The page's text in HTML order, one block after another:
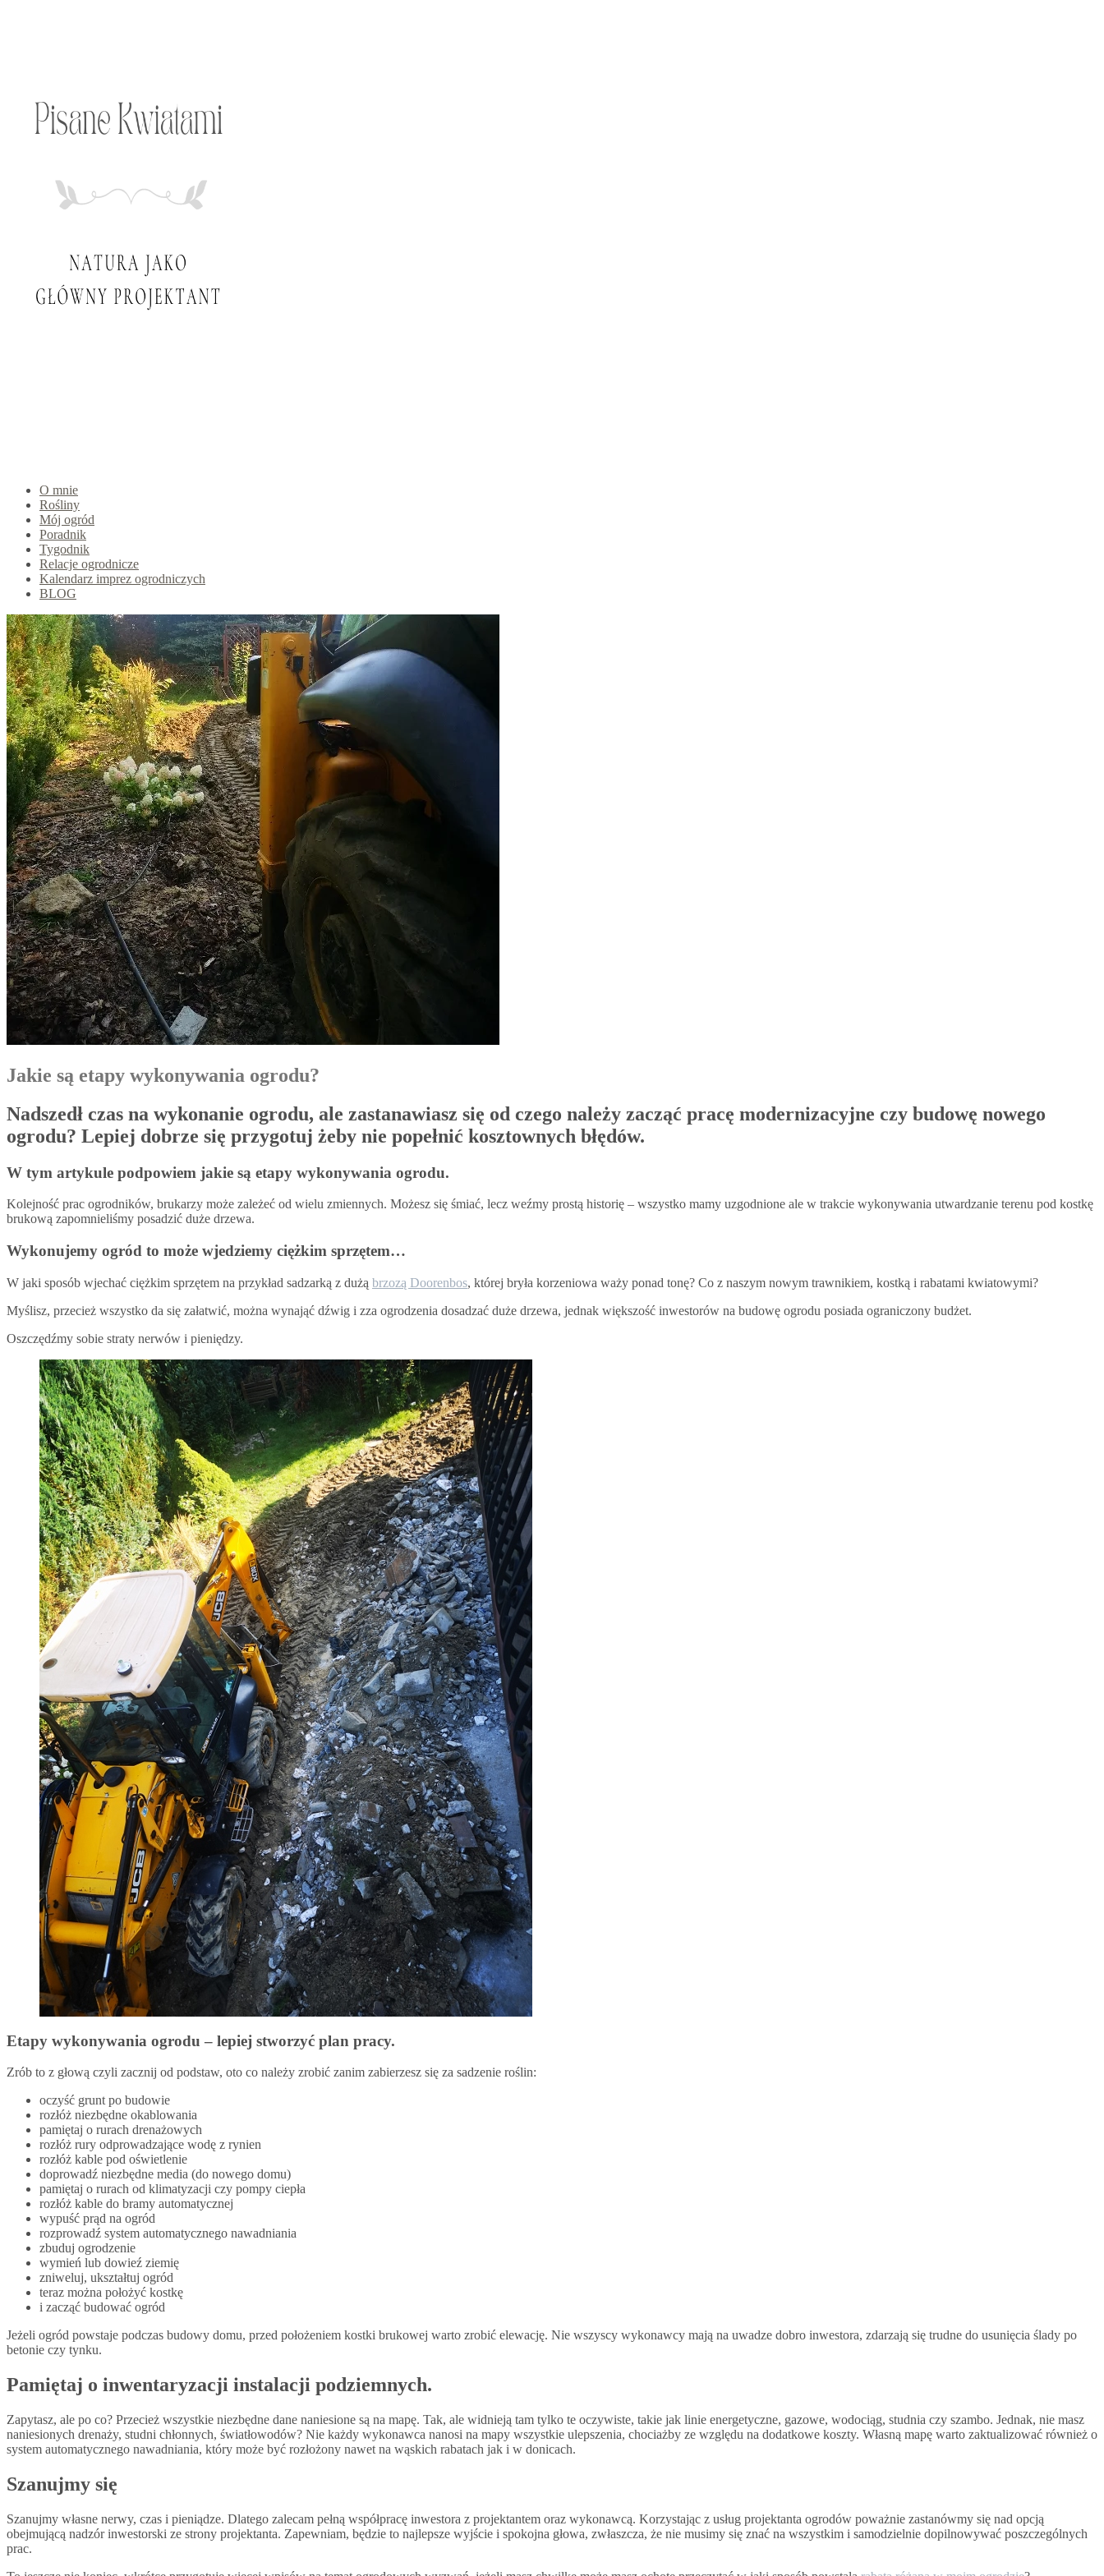
O mnie
Rośliny
Mój ogród
Poradnik
Tygodnik
Relacje ogrodnicze
Kalendarz imprez ogrodniczych
BLOG
Jakie są etapy wykonywania ogrodu?
Nadszedł czas na wykonanie ogrodu, ale zastanawiasz się od czego należy zacząć pracę modernizacyjne czy budowę nowego
ogrodu? Lepiej dobrze się przygotuj żeby nie popełnić kosztownych błędów.
W tym artykule podpowiem jakie są etapy wykonywania ogrodu.
Kolejność prac ogrodników, brukarzy może zależeć od wielu zmiennych. Możesz się śmiać, lecz weźmy prostą historię – wszystko mamy uzgodnione ale w trakcie wykonywania utwardzanie terenu pod kostkę
brukową zapomnieliśmy posadzić duże drzewa.
Wykonujemy ogród to może wjedziemy ciężkim sprzętem…
W jaki sposób wjechać ciężkim sprzętem na przykład sadzarką z dużą brzozą Doorenbos, której bryła korzeniowa waży ponad tonę? Co z naszym nowym trawnikiem, kostką i rabatami kwiatowymi?
Myślisz, przecież wszystko da się załatwić, można wynająć dźwig i zza ogrodzenia dosadzać duże drzewa, jednak większość inwestorów na budowę ogrodu posiada ograniczony budżet.
Oszczędźmy sobie straty nerwów i pieniędzy.
Etapy wykonywania ogrodu – lepiej stworzyć plan pracy.
Zrób to z głową czyli zacznij od podstaw, oto co należy zrobić zanim zabierzesz się za sadzenie roślin:
oczyść grunt po budowie
rozłóż niezbędne okablowania
pamiętaj o rurach drenażowych
rozłóż rury odprowadzające wodę z rynien
rozłóż kable pod oświetlenie
doprowadź niezbędne media (do nowego domu)
pamiętaj o rurach od klimatyzacji czy pompy ciepła
rozłóż kable do bramy automatycznej
wypuść prąd na ogród
rozprowadź system automatycznego nawadniania
zbuduj ogrodzenie
wymień lub dowieź ziemię
zniweluj, ukształtuj ogród
teraz można położyć kostkę
i zacząć budować ogród
Jeżeli ogród powstaje podczas budowy domu, przed położeniem kostki brukowej warto zrobić elewację. Nie wszyscy wykonawcy mają na uwadze dobro inwestora, zdarzają się trudne do usunięcia ślady po
betonie czy tynku.
Pamiętaj o inwentaryzacji instalacji podziemnych.
Zapytasz, ale po co? Przecież wszystkie niezbędne dane naniesione są na mapę. Tak, ale widnieją tam tylko te oczywiste, takie jak linie energetyczne, gazowe, wodociąg, studnia czy szambo. Jednak, nie masz
naniesionych drenaży, studni chłonnych, światłowodów? Nie każdy wykonawca nanosi na mapy wszystkie ulepszenia, chociażby ze względu na dodatkowe koszty. Własną mapę warto zaktualizować również o
system automatycznego nawadniania, który może być rozłożony nawet na wąskich rabatach jak i w donicach.
Szanujmy się
Szanujmy własne nerwy, czas i pieniądze. Dlatego zalecam pełną współpracę inwestora z projektantem oraz wykonawcą. Korzystając z usług projektanta ogrodów poważnie zastanówmy się nad opcją
obejmującą nadzór inwestorski ze strony projektanta. Zapewniam, będzie to najlepsze wyjście i spokojna głowa, zwłaszcza, że nie musimy się znać na wszystkim i samodzielnie dopilnowywać poszczególnych
prac.